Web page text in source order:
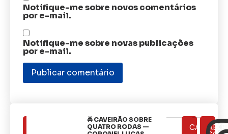
Notifique-me sobre novos comentários
por e-mail.
Notifique-me sobre novas publicações
por e-mail.
🚔 CAVEIRÃO SOBRE
QUATRO RODAS —